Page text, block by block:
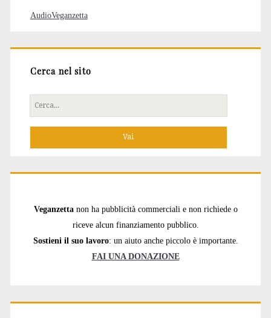
AudioVeganzetta
Cerca nel sito
Cerca
per:
Veganzetta non ha pubblicità commerciali e non richiede o
riceve alcun finanziamento pubblico.
Sostieni il suo lavoro: un aiuto anche piccolo è importante.
FAI UNA DONAZIONE